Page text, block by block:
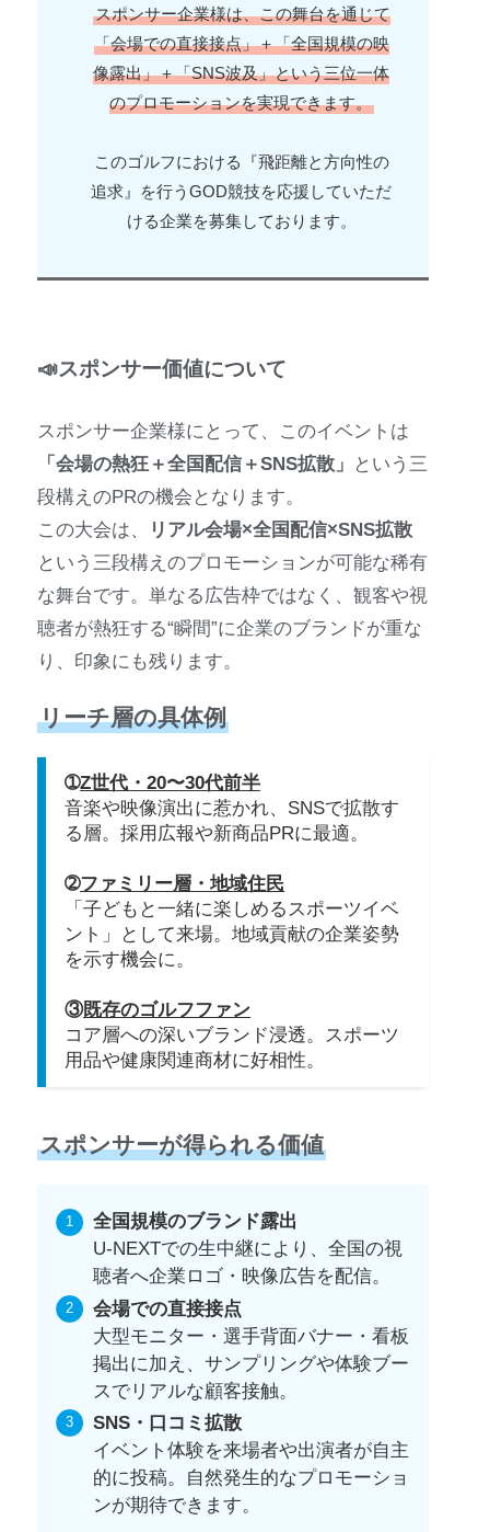
スポンサー企業様は、この舞台を通じて
「会場での直接接点」＋「全国規模の映
像露出」＋「SNS波及」という三位一体
のプロモーションを実現できます。
このゴルフにおける『飛距離と方向性の
追求』を行うGOD競技を応援していただ
ける企業を募集しております。
📣スポンサー価値について
スポンサー企業様にとって、このイベントは
「会場の熱狂＋全国配信＋SNS拡散」
という三
段構えのPRの機会となります。
この大会は、
リアル会場×全国配信×SNS拡散
という三段構えのプロモーションが可能な稀有
な舞台です。単なる広告枠ではなく、観客や視
聴者が熱狂する“瞬間”に企業のブランドが重な
り、印象にも残ります。
リーチ層の具体例
➀Z世代・20〜30代前半
音楽や映像演出に惹かれ、SNSで拡散す
る層。採用広報や新商品PRに最適。
➁ファミリー層・地域住民
「子どもと一緒に楽しめるスポーツイベ
ント」として来場。地域貢献の企業姿勢
を示す機会に。
③既存のゴルフファン
コア層への深いブランド浸透。スポーツ
用品や健康関連商材に好相性。
スポンサーが得られる価値
全国規模のブランド露出
U-NEXTでの生中継により、全国の視
聴者へ企業ロゴ・映像広告を配信。
会場での直接接点
大型モニター・選手背面バナー・看板
掲出に加え、サンプリングや体験ブー
スでリアルな顧客接触。
SNS・口コミ拡散
イベント体験を来場者や出演者が自主
的に投稿。自然発生的なプロモーショ
ンが期待できます。